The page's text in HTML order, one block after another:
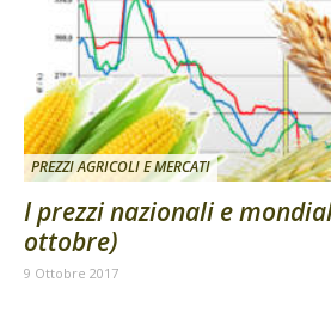
PREZZI AGRICOLI E MERCATI
I prezzi nazionali e
ottobre)
9 Ottobre 2017